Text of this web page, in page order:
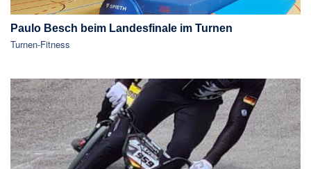
Paulo Besch beim Landesfinale im Turnen
Turnen-Fitness